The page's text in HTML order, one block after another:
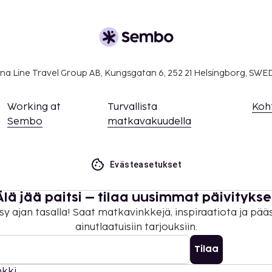
voi ylittää 1000
sänkyjä.
huoneissa.
Line Travel Group AB, Kungsgatan 6, 252 21 Helsingborg,
Working at
Sembo
Turvallista
matkavakuudella
Evästeasetukset
jää paitsi – tilaa uusimmat
ajan tasalla! Saat matkavinkkejä, inspiraatiota ja
ainutlaatuisiin tarjouksiin.
Tilaa